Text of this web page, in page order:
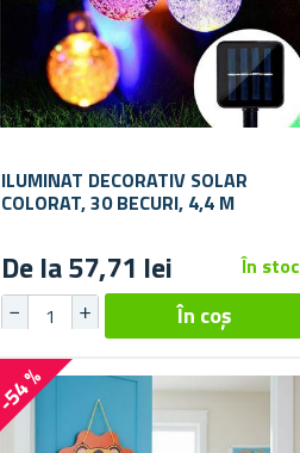
ILUMINAT DECORATIV SOLAR
COLORAT, 30 BECURI, 4,4 M
De la 57,71 lei În stoc
-54 %